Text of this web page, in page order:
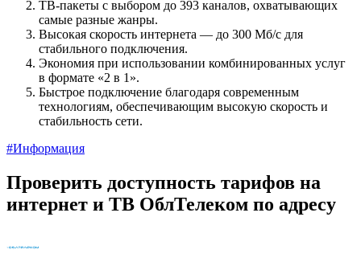
ТВ-пакеты с выбором до 393 каналов, охватывающих
самые разные жанры.
Высокая скорость интернета — до 300 Мб/с для
стабильного подключения.
Экономия при использовании комбинированных услуг
в формате «2 в 1».
Быстрое подключение благодаря современным
технологиям, обеспечивающим высокую скорость и
стабильность сети.
#Информация
Проверить доступность тарифов на
интернет и ТВ ОблТелеком по адресу